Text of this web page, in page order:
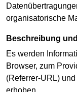
organisatorische
Beschreibung
Es werden
Browser, zum
(Referrer-URL)